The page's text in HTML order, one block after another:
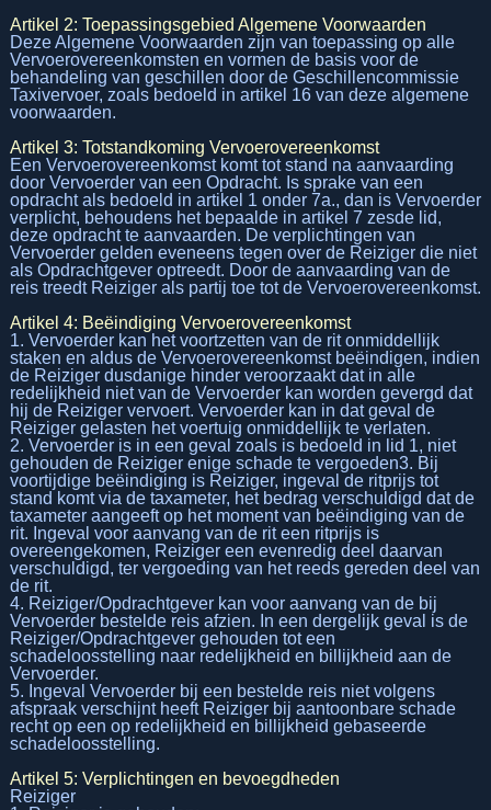
Artikel 2: Toepassingsgebied Algemene Voorwaarden
Deze Algemene Voorwaarden zijn van toepassing op alle
Vervoerovereenkomsten en vormen de basis voor de
behandeling van geschillen door de Geschillencommissie
Taxivervoer, zoals bedoeld in artikel 16 van deze algemene
voorwaarden.
Artikel 3: Totstandkoming Vervoerovereenkomst
Een Vervoerovereenkomst komt tot stand na aanvaarding
door Vervoerder van een Opdracht. Is sprake van een
opdracht als bedoeld in artikel 1 onder 7a., dan is Vervoerder
verplicht, behoudens het bepaalde in artikel 7 zesde lid,
deze opdracht te aanvaarden. De verplichtingen van
Vervoerder gelden eveneens tegen over de Reiziger die niet
als Opdrachtgever optreedt. Door de aanvaarding van de
reis treedt Reiziger als partij toe tot de Vervoerovereenkomst.
Artikel 4: Beëindiging Vervoerovereenkomst
1. Vervoerder kan het voortzetten van de rit onmiddellijk
staken en aldus de Vervoerovereenkomst beëindigen, indien
de Reiziger dusdanige hinder veroorzaakt dat in alle
redelijkheid niet van de Vervoerder kan worden gevergd dat
hij de Reiziger vervoert. Vervoerder kan in dat geval de
Reiziger gelasten het voertuig onmiddellijk te verlaten.
2. Vervoerder is in een geval zoals is bedoeld in lid 1, niet
gehouden de Reiziger enige schade te vergoeden3. Bij
voortijdige beëindiging is Reiziger, ingeval de ritprijs tot
stand komt via de taxameter, het bedrag verschuldigd dat de
taxameter aangeeft op het moment van beëindiging van de
rit. Ingeval voor aanvang van de rit een ritprijs is
overeengekomen, Reiziger een evenredig deel daarvan
verschuldigd, ter vergoeding van het reeds gereden deel van
de rit.
4. Reiziger/Opdrachtgever kan voor aanvang van de bij
Vervoerder bestelde reis afzien. In een dergelijk geval is de
Reiziger/Opdrachtgever gehouden tot een
schadeloosstelling naar redelijkheid en billijkheid aan de
Vervoerder.
5. Ingeval Vervoerder bij een bestelde reis niet volgens
afspraak verschijnt heeft Reiziger bij aantoonbare schade
recht op een op redelijkheid en billijkheid gebaseerde
schadeloosstelling.
Artikel 5: Verplichtingen en bevoegdheden
Reiziger